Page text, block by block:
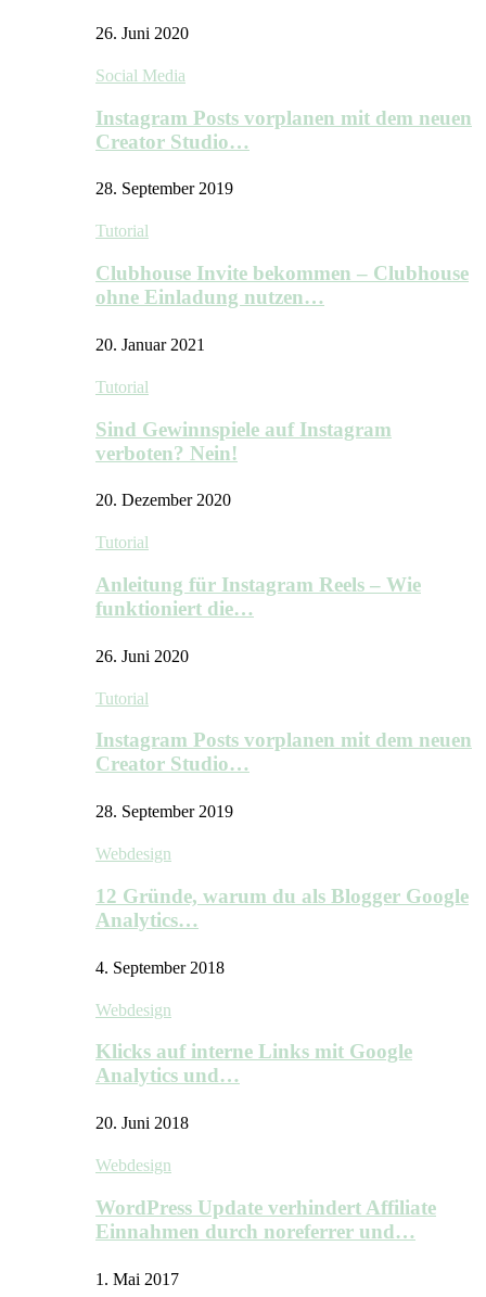
26. Juni 2020
Social Media
Instagram Posts vorplanen mit dem neuen
Creator Studio…
28. September 2019
Tutorial
Clubhouse Invite bekommen – Clubhouse
ohne Einladung nutzen…
20. Januar 2021
Tutorial
Sind Gewinnspiele auf Instagram
verboten? Nein!
20. Dezember 2020
Tutorial
Anleitung für Instagram Reels – Wie
funktioniert die…
26. Juni 2020
Tutorial
Instagram Posts vorplanen mit dem neuen
Creator Studio…
28. September 2019
Webdesign
12 Gründe, warum du als Blogger Google
Analytics…
4. September 2018
Webdesign
Klicks auf interne Links mit Google
Analytics und…
20. Juni 2018
Webdesign
WordPress Update verhindert Affiliate
Einnahmen durch noreferrer und…
1. Mai 2017